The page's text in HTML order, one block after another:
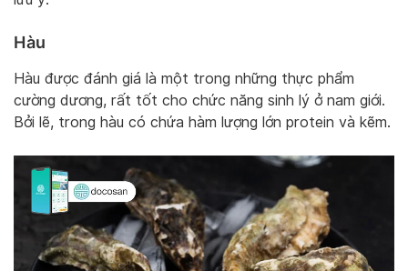
Hàu
Hàu được đánh giá là một trong những thực phẩm
cường dương, rất tốt cho chức năng sinh lý ở nam giới.
Bởi lẽ, trong hàu có chứa hàm lượng lớn protein và kẽm.